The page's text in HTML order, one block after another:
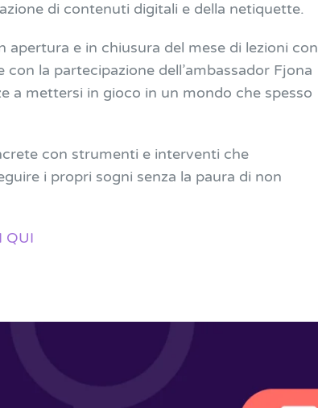
di contenuti digitali e della netiquette.
e in chiusura del mese di lezioni con
la partecipazione dell’ambassador Fjona
a mettersi in gioco in un mondo che spesso
con strumenti e interventi che
i propri sogni senza la paura di non
QUI